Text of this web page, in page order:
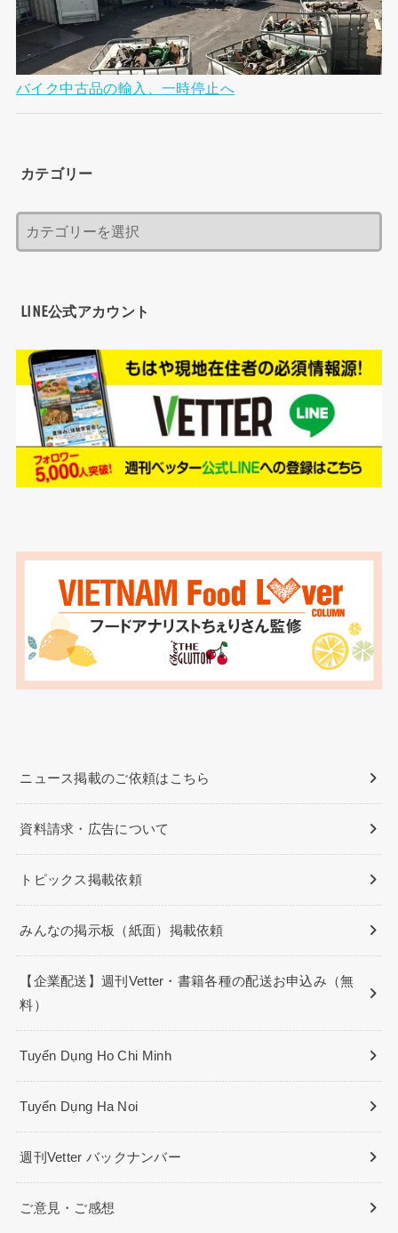
バイク中古品の輸入、一時停止へ
カテゴリー
LINE公式アカウント
ニュース掲載のご依頼はこちら
資料請求・広告について
トピックス掲載依頼
みんなの掲示板（紙面）掲載依頼
【企業配送】週刊Vetter・書籍各種の配送お申込み（無
料）
Tuyển Dụng Ho Chi Minh
Tuyển Dụng Ha Noi
週刊Vetter バックナンバー
ご意見・ご感想